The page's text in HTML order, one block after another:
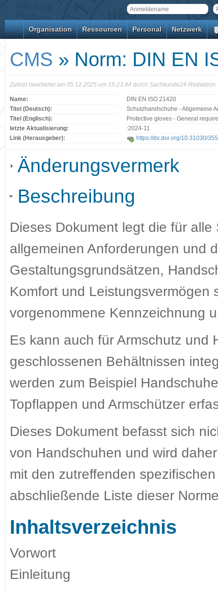
Organisation Ressourcen Personal Netzwerk
CMS » Norm: DIN EN
Zuletzt bearbeitet am 05.12.2025 um 16:23:44 durch Sachkunde24-Redaktion.
Name:
DIN EN ISO 21420
Titel (Deutsch):
Schutzhandschuhe - Allgemeine
Titel (Englisch):
Protective gloves - General
letzte Aktualisierung:
:2024-11
Link (Herausgeber):
https://dx.doi.org/10.31030/
Änderungsvermerk
Beschreibung
Dieses Dokument legt die für alle
allgemeinen Anforderungen und
Gestaltungsgrundsätzen,
Komfort und Leistungsvermögen
vorgenommene Kennzeichnung
Es kann auch für Armschutz und
geschlossenen Behältnissen
werden zum Beispiel
Topflappen und Armschützer
Dieses Dokument befasst sich
von Handschuhen und wird
mit den zutreffenden
abschließende Liste dieser
Inhaltsverzeichnis
Vorwort
Einleitung